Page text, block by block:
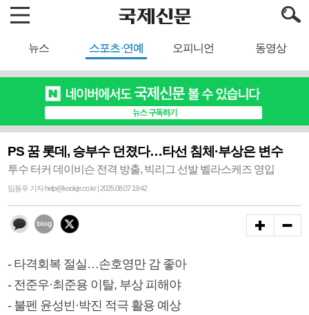
뉴스 스포츠·연예 오피니언 동영상
PS 꿈 롯데, 승부수 던졌다…타선 침체·부상은 변수
투수 터커 데이비슨 전격 방출, 빅리그 선발 벨라스케즈 영입
임동우 기자 help@kookje.co.kr | 2025.08.07 19:42
- 타격회복 절실…손호영만 감 좋아
- 전준우·최준용 이탈, 부상 피해야
- 불펜 윤성빈·박진 적극 활용 예상